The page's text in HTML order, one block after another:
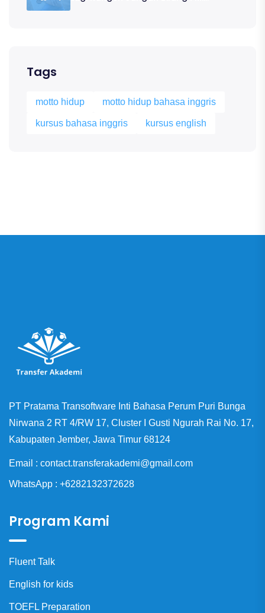
Tags
motto hidup motto hidup bahasa inggris
kursus bahasa inggris kursus english
PT Pratama Transoftware Inti Bahasa Perum Puri Bunga
Nirwana 2 RT 4/RW 17, Cluster I Gusti Ngurah Rai No. 17,
Kabupaten Jember, Jawa Timur 68124
Email : contact.transferakademi@gmail.com
WhatsApp : +6282132372628
Program Kami
Fluent Talk
English for kids
TOEFL Preparation